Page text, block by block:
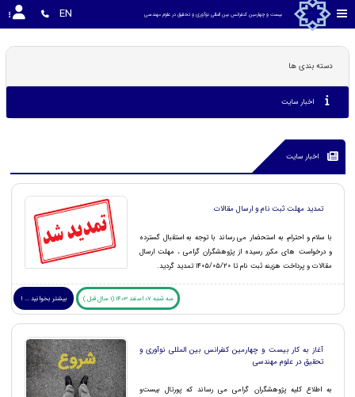
بیست و چهارمین کنفرانس بین المللی نوآوری و تحقیق در علوم مهندسی EN
دسته بندی ها
اخبار سایت
اخبار سایت
تمدید مهلت ثبت نام و ارسال مقالات
با سلام و احترام، به استحضار می رساند با توجه به استقبال گسترده
و درخواست های مکرر رسیده از پژوهشگران گرامی ، مهلت ارسال
مقالات و پرداخت هزینه ثبت نام تا ۱۴۰۵/۰۵/۲۰ تمدید گردید.
سه شنبه 07 اسفند 1403 (1 سال قبل ) بیشتر بخوانید ... !
آغاز به کار بیست و چهارمین کنفرانس بین المللی نوآوری و
تحقیق در علوم مهندسی
به اطلاع کلیه پژوهشگران گرامی می رساند که پورتال بیست‌و